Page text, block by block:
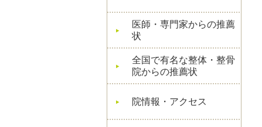
医師・専門家からの推薦
状
全国で有名な整体・整骨
院からの推薦状
院情報・アクセス